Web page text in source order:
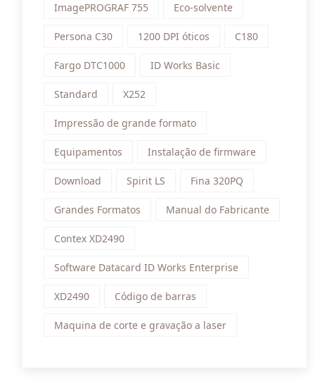
ImagePROGRAF 755 Eco-solvente
Persona C30 1200 DPI óticos C180
Fargo DTC1000 ID Works Basic
Standard X252
Impressão de grande formato
Equipamentos Instalação de firmware
Download Spirit LS Fina 320PQ
Grandes Formatos Manual do Fabricante
Contex XD2490
Software Datacard ID Works Enterprise
XD2490 Código de barras
Maquina de corte e gravação a laser